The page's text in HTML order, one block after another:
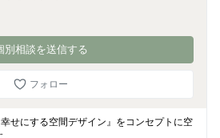
別相談を送信する
フォロー
せにする空間デザイン』をコンセプトに空